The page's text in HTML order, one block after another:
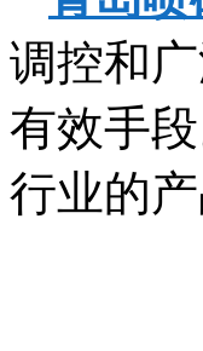
调控和
有效手
行业的